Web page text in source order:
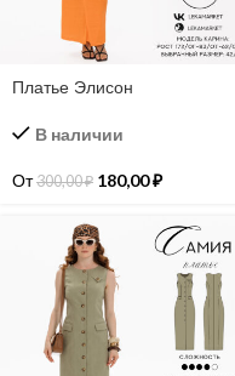
Платье Элисон
В наличии
От300,00₽ 180,00₽